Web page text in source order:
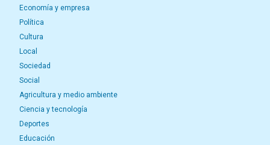
Economía y empresa
Política
Cultura
Local
Sociedad
Social
Agricultura y medio ambiente
Ciencia y tecnología
Deportes
Educación